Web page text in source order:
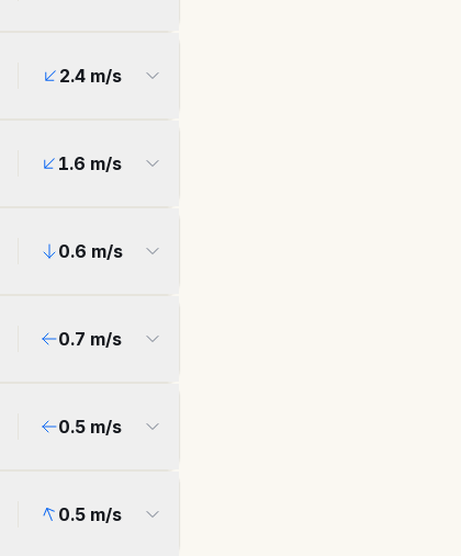
2.4m/s
1.6 m/s
0.6 m/s
0.7 m/s
0.5 m/s
0.5 m/s